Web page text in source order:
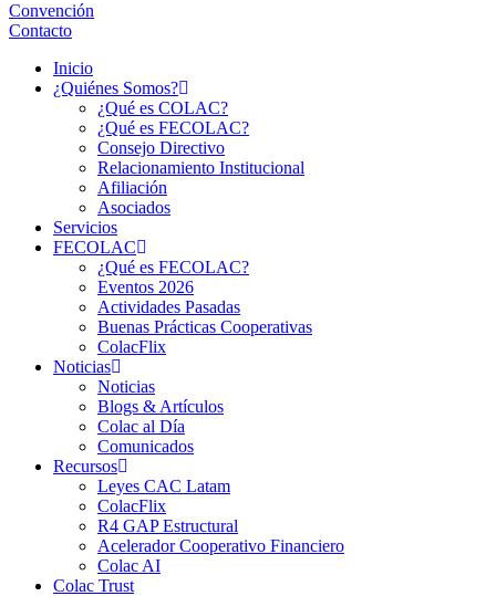
Convención
Contacto
Inicio
¿Quiénes Somos?
¿Qué es COLAC?
¿Qué es FECOLAC?
Consejo Directivo
Relacionamiento Institucional
Afiliación
Asociados
Servicios
FECOLAC
¿Qué es FECOLAC?
Eventos 2026
Actividades Pasadas
Buenas Prácticas Cooperativas
ColacFlix
Noticias
Noticias
Blogs & Artículos
Colac al Día
Comunicados
Recursos
Leyes CAC Latam
ColacFlix
R4 GAP Estructural
Acelerador Cooperativo Financiero
Colac AI
Colac Trust